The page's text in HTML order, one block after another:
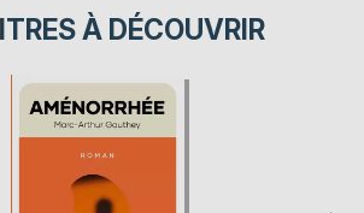
À DÉCOUVRIR